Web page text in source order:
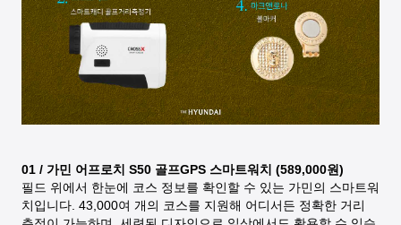
01 / 가민 어프로치 S50 골프GPS 스마트워치 (589,000원)
필드 위에서 한눈에 코스 정보를 확인할 수 있는 가민의 스마트워
치입니다. 43,000여 개의 코스를 지원해 어디서든 정확한 거리